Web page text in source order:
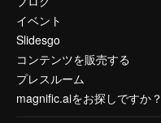
イベント
Slidesgo
コンテンツを販売する
プレスルーム
magnific.aiをお探しですか？